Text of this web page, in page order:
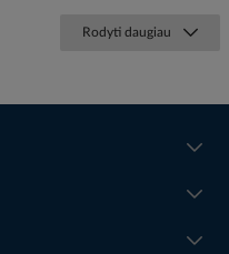
Rodyti daugiau